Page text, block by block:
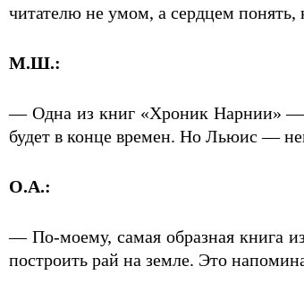
читателю не умом, а сердцем понять,
М.Ш.:
— Одна из книг «Хроник Нарнии» —
будет в конце времен. Но Льюис —
О.А.:
— По-моему, самая образная книга
построить рай на земле. Это